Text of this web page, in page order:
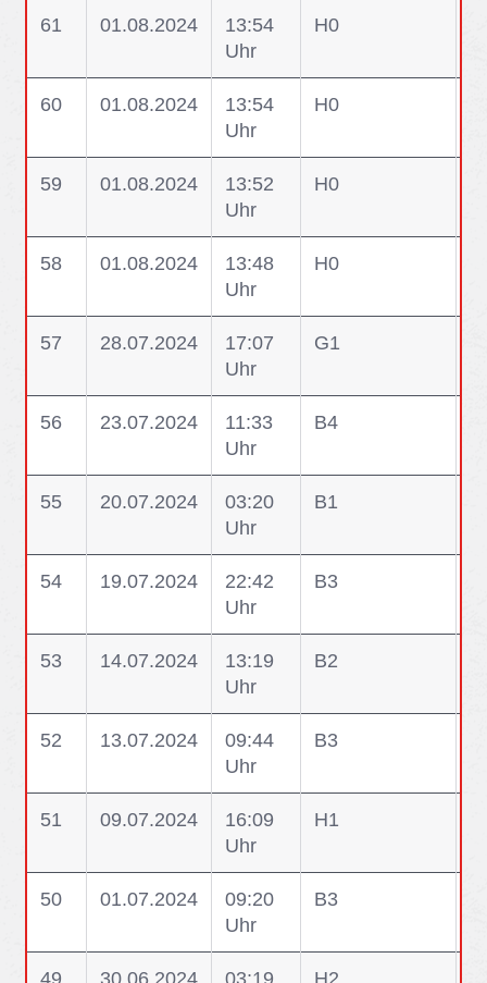
61 01.08.2024
13:54
Uhr
H0
60 01.08.2024
13:54
Uhr
H0
59 01.08.2024
13:52
Uhr
H0
58 01.08.2024
13:48
Uhr
H0
57 28.07.2024
17:07
Uhr
G1
56 23.07.2024
11:33
Uhr
B4
55 20.07.2024
03:20
Uhr
B1
54 19.07.2024
22:42
Uhr
B3
53 14.07.2024
13:19
Uhr
B2
52 13.07.2024
09:44
Uhr
B3
51 09.07.2024
16:09
Uhr
H1
50 01.07.2024
09:20
Uhr
B3
49 30.06.2024 03:19 H2